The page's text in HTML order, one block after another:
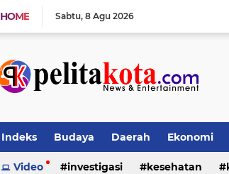
HOME Sabtu 8 Agu 2026
Indeks Budaya Daerah Ekonomi
Pendidikan Politik Sosial
Video investigasi kesehatan